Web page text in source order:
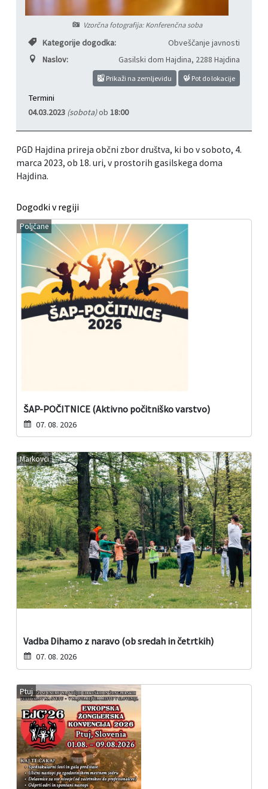
Vzorčna fotografija: Konferenčna soba
Kategorije dogodka:
Obveščanje javnosti
Naslov:
Gasilski dom Hajdina, 2288 Hajdina
Prikaži na zemljevidu Pot do lokacije
Termini
04.03.2023 (sobota)ob 18:00
PGD Hajdina prireja občni zbor društva, ki bo v soboto, 4.
marca 2023, ob 18. uri, v prostorih gasilskega doma
Hajdina.
Dogodki v regiji
Poljčane
ŠAP-POČITNICE (Aktivno počitniško varstvo)
07. 08. 2026
Markovci
Vadba Dihamo z naravo (ob sredah in četrtkih)
07. 08. 2026
Ptuj
Informacije javnega značaja
Vizitka občine
Javni razpisi, natečaji, namere...
Projekti in investicije
Občinski časopis Hajdinčan
Napovedniki SIP TV